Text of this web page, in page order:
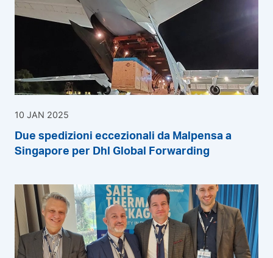
10 JAN 2025
Due spedizioni eccezionali da Malpensa a
Singapore per Dhl Global Forwarding